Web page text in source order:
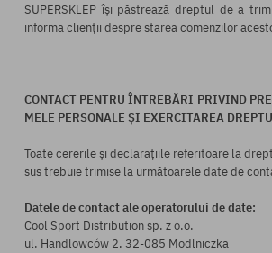
SUPERSKLEP își păstrează dreptul de a
informa clienții despre starea comenzilor
CONTACT PENTRU ÎNTREBĂRI PRIVIND
MELE PERSONALE ȘI EXERCITAREA
Toate cererile și declarațiile referitoare la
sus trebuie trimise la următoarele date de
Datele de contact ale operatorului de date:
Cool Sport Distribution sp. z o.o.
ul. Handlowców 2, 32-085 Modlniczka